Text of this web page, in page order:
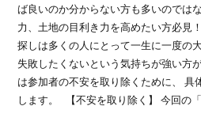
ば良いのか分からない方も多いのでは
力、土地の目利き力を高めたい方必見
探しは多くの人にとって一生に一度の
失敗したくないという気持ちが強い方
は参加者の不安を取り除くために、 具
します。 【不安を取り除く】 今回の